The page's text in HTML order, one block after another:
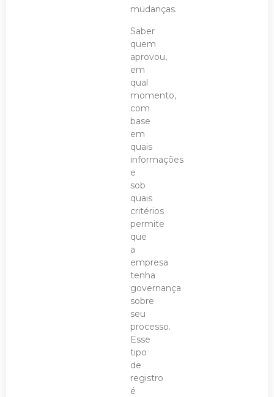
mudanças.
Saber
quem
aprovou,
em
qual
momento,
com
base
em
quais
informações
e
sob
quais
critérios
permite
que
a
empresa
tenha
governança
sobre
seu
processo.
Esse
tipo
de
registro
é